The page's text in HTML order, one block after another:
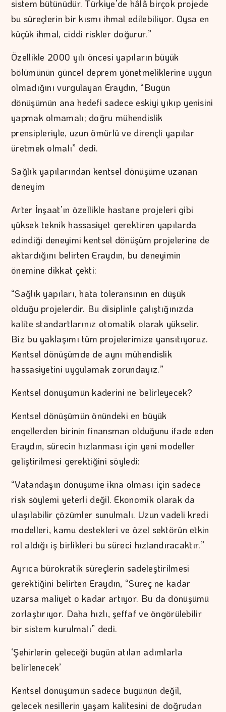
sistem bütünüdür. Türkiye’de hâlâ birçok projede
bu süreçlerin bir kısmı ihmal edilebiliyor. Oysa en
küçük ihmal, ciddi riskler doğurur.”
Özellikle 2000 yılı öncesi yapıların büyük
bölümünün güncel deprem yönetmeliklerine uygun
olmadığını vurgulayan Eraydın, “Bugün
dönüşümün ana hedefi sadece eskiyi yıkıp yenisini
yapmak olmamalı; doğru mühendislik
prensipleriyle, uzun ömürlü ve dirençli yapılar
üretmek olmalı” dedi.
Sağlık yapılarından kentsel dönüşüme uzanan
deneyim
Arter İnşaat’ın özellikle hastane projeleri gibi
yüksek teknik hassasiyet gerektiren yapılarda
edindiği deneyimi kentsel dönüşüm projelerine de
aktardığını belirten Eraydın, bu deneyimin
önemine dikkat çekti:
“Sağlık yapıları, hata toleransının en düşük
olduğu projelerdir. Bu disiplinle çalıştığınızda
kalite standartlarınız otomatik olarak yükselir.
Biz bu yaklaşımı tüm projelerimize yansıtıyoruz.
Kentsel dönüşümde de aynı mühendislik
hassasiyetini uygulamak zorundayız.”
Kentsel dönüşümün kaderini ne belirleyecek?
Kentsel dönüşümün önündeki en büyük
engellerden birinin finansman olduğunu ifade eden
Eraydın, sürecin hızlanması için yeni modeller
geliştirilmesi gerektiğini söyledi:
“Vatandaşın dönüşüme ikna olması için sadece
risk söylemi yeterli değil. Ekonomik olarak da
ulaşılabilir çözümler sunulmalı. Uzun vadeli kredi
modelleri, kamu destekleri ve özel sektörün etkin
rol aldığı iş birlikleri bu süreci hızlandıracaktır.”
Ayrıca bürokratik süreçlerin sadeleştirilmesi
gerektiğini belirten Eraydın, “Süreç ne kadar
uzarsa maliyet o kadar artıyor. Bu da dönüşümü
zorlaştırıyor. Daha hızlı, şeffaf ve öngörülebilir
bir sistem kurulmalı” dedi.
‘Şehirlerin geleceği bugün atılan adımlarla
belirlenecek’
Kentsel dönüşümün sadece bugünün değil,
gelecek nesillerin yaşam kalitesini de doğrudan